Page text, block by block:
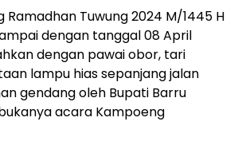
Tuwung 2024 M/1445 H
dengan tanggal 08 April
dengan pawai obor, tari
lampu hias sepanjang jalan
gendang oleh Bupati Barru
acara Kampoeng